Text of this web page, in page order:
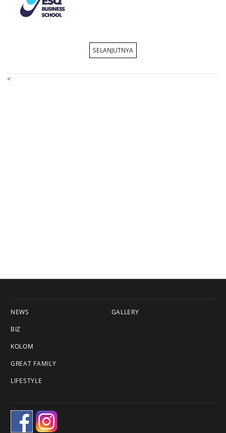
SELANJUTNYA
<
NEWS
BIZ
KOLOM
GREAT FAMILY
LIFESTYLE
GALLERY